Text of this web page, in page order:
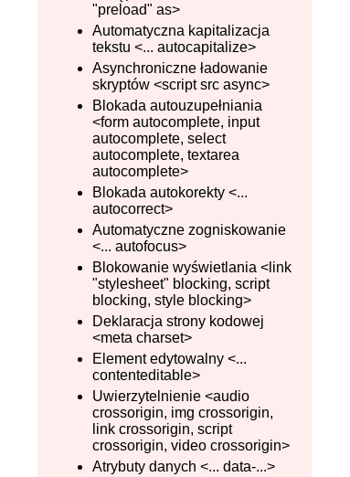
"preload" as>
Automatyczna kapitalizacja
tekstu <... autocapitalize>
Asynchroniczne ładowanie
skryptów <script src async>
Blokada autouzupełniania
<form autocomplete, input
autocomplete, select
autocomplete, textarea
autocomplete>
Blokada autokorekty <...
autocorrect>
Automatyczne zogniskowanie
<... autofocus>
Blokowanie wyświetlania <link
"stylesheet" blocking, script
blocking, style blocking>
Deklaracja strony kodowej
<meta charset>
Element edytowalny <...
contenteditable>
Uwierzytelnienie <audio
crossorigin, img crossorigin,
link crossorigin, script
crossorigin, video crossorigin>
Atrybuty danych <... data-...>